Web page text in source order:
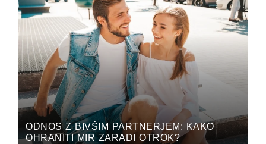
ODNOS Z BIVŠIM PARTNERJEM: KAKO
OHRANITI MIR ZARADI OTROK?